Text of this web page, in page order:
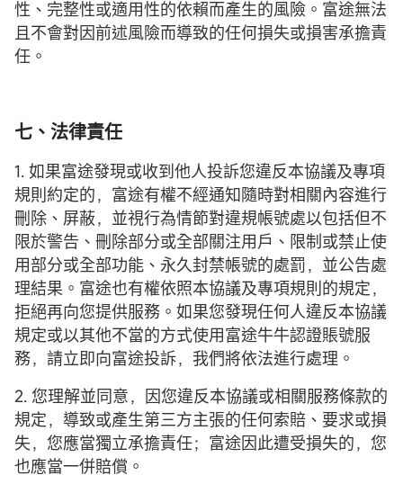
性、完整性或適用性的依賴而產生的風險。富途無法
且不會對因前述風險而導致的任何損失或損害承擔責
任。
七、法律責任
1. 如果富途發現或收到他人投訴您違反本協議及專項
規則約定的，富途有權不經通知隨時對相關內容進行
刪除、屏蔽，並視行為情節對違規帳號處以包括但不
限於警告、刪除部分或全部關注用戶、限制或禁止使
用部分或全部功能、永久封禁帳號的處罰，並公告處
理結果。富途也有權依照本協議及專項規則的規定，
拒絕再向您提供服務。如果您發現任何人違反本協議
規定或以其他不當的方式使用富途牛牛認證賬號服
務，請立即向富途投訴，我們將依法進行處理。
2. 您理解並同意，因您違反本協議或相關服務條款的
規定，導致或產生第三方主張的任何索賠、要求或損
失，您應當獨立承擔責任；富途因此遭受損失的，您
也應當一併賠償。